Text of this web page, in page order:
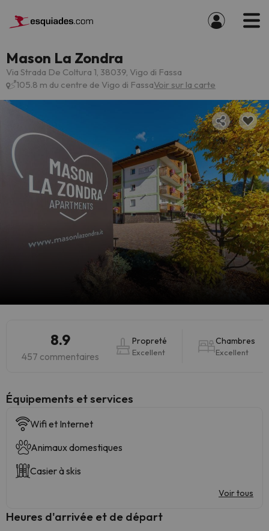
Mason La Zondra
Via Strada De Coltura 1, 38039, Vigo di Fassa
105.8 m du centre de Vigo di FassaVoir sur la carte
8.9
457 commentaires
Propreté
Excellent
Chambres
Excellent
​Équipements et services
Wifi et Internet
Animaux domestiques
Casier à skis
Voir tous
Heures d'arrivée et de départ